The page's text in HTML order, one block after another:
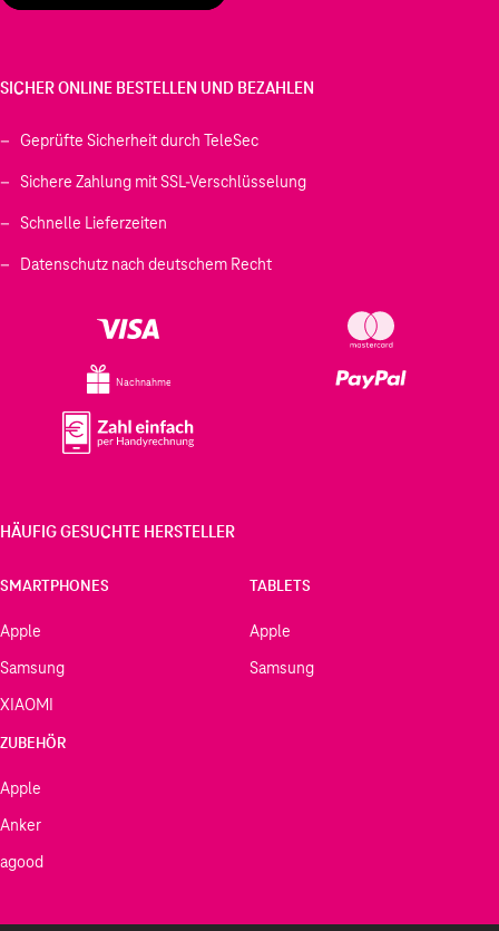
SICHER ONLINE BESTELLEN UND BEZAHLEN
Geprüfte Sicherheit durch TeleSec
Sichere Zahlung mit SSL-Verschlüsselung
Schnelle Lieferzeiten
Datenschutz nach deutschem Recht
Nachnahme
HÄUFIG GESUCHTE HERSTELLER
SMARTPHONES
Apple
Samsung
XIAOMI
TABLETS
Apple
Samsung
ZUBEHÖR
Apple
Anker
agood